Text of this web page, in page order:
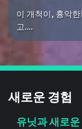
이 개척이, 흉악한
고....
새로운 경험
유닛과 새로